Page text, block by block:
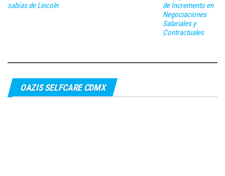
sabías de Lincoln
de Incremento en
Negociaciones
Salariales y
Contractuales
OAZIS SELFCARE CDMX